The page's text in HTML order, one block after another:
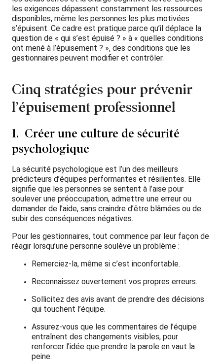
les exigences dépassent constamment les ressources
disponibles, même les personnes les plus motivées
s’épuisent. Ce cadre est pratique parce qu’il déplace la
question de « qui s’est épuisé ? » à « quelles conditions
ont mené à l’épuisement ? », des conditions que les
gestionnaires peuvent modifier et contrôler.
Cinq stratégies pour prévenir
l’épuisement professionnel
1. Créer une culture de sécurité
psychologique
La sécurité psychologique est l’un des meilleurs
prédicteurs d’équipes performantes et résilientes. Elle
signifie que les personnes se sentent à l’aise pour
soulever une préoccupation, admettre une erreur ou
demander de l’aide, sans craindre d’être blâmées ou de
subir des conséquences négatives.
Pour les gestionnaires, tout commence par leur façon de
réagir lorsqu’une personne soulève un problème :
Remerciez-la, même si c’est inconfortable.
Reconnaissez ouvertement vos propres erreurs.
Sollicitez des avis avant de prendre des décisions
qui touchent l’équipe.
Assurez-vous que les commentaires de l’équipe
entraînent des changements visibles, pour
renforcer l’idée que prendre la parole en vaut la
peine.